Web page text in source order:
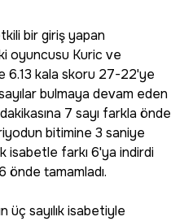
bir giriş yapan
oyuncusu Kuric ve
6.13 kala skoru 27-22'ye
bulmaya devam eden
7 sayı farkla önde
bitimine 3 saniye
isabetle farkı 6'ya indirdi
önde tamamladı.
üç sayılık isabetiyle